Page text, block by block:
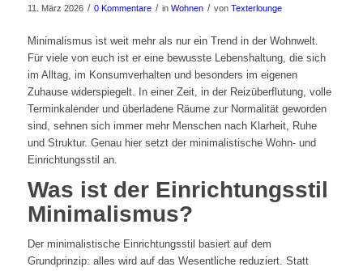
11. März 2026 / 0 Kommentare / in Wohnen / von Texterlounge
Minimalismus ist weit mehr als nur ein Trend in der Wohnwelt.
Für viele von euch ist er eine bewusste Lebenshaltung, die sich
im Alltag, im Konsumverhalten und besonders im eigenen
Zuhause widerspiegelt. In einer Zeit, in der Reizüberflutung, volle
Terminkalender und überladene Räume zur Normalität geworden
sind, sehnen sich immer mehr Menschen nach Klarheit, Ruhe
und Struktur. Genau hier setzt der minimalistische Wohn- und
Einrichtungsstil an.
Was ist der Einrichtungsstil
Minimalismus?
Der minimalistische Einrichtungsstil basiert auf dem
Grundprinzip: alles wird auf das Wesentliche reduziert. Statt